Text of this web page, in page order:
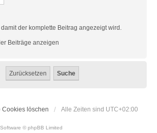
der komplette Beitrag angezeigt wird.
Beiträge anzeigen
Cookies löschen Alle Zeiten sind UTC+02:00
© phpBB Limited